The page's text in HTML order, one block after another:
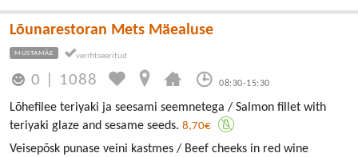
Lõunarestoran Mets Mäealuse
MUSTAMÄE
0 1088 08:30-15:30
Lõhefilee teriyaki ja seesami seemnetega / Salmon fillet with
teriyaki glaze and sesame seeds. 8,70€
Veisepõsk punase veini kastmes / Beef cheeks in red wine